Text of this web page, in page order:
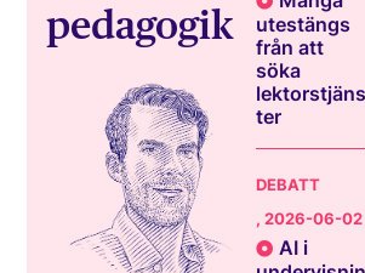
pedagogik
utestängs
från att
söka
lektorstjäns
ter
DEBATT
, 2026-06-02
AI i